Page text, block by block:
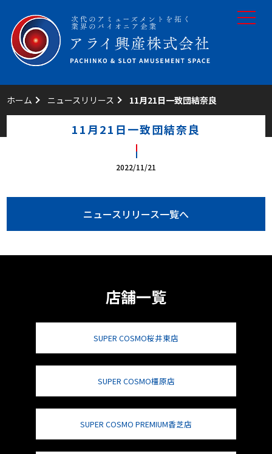
toggle
ホーム ニュースリリース 11月21日一致団結奈良
11月21日一致団結奈良
2022/11/21
ニュースリリース一覧へ
店舗一覧
SUPER COSMO桜井東店
SUPER COSMO橿原店
SUPER COSMO PREMIUM香芝店